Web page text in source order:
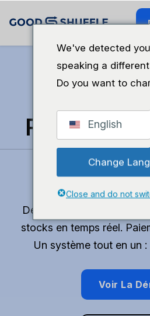
Retrouvez
pour faire
vous
Devis professionnels en
stocks en temps réel.
Un système tout en un
Voir La
We've detected
speaking a
Do you want to
English
Change
Close and do not